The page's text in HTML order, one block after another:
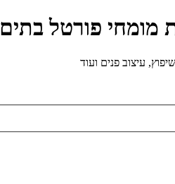
מומחי פורטל בתים
עיצוב פנים ועוד